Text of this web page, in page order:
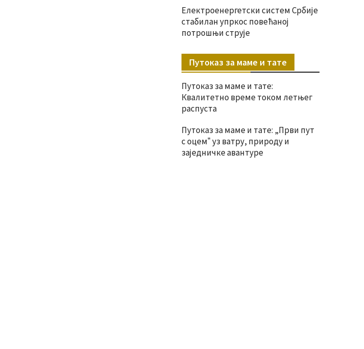
Електроенергетски систем Србије
стабилан упркос повећаној
потрошњи струје
Путоказ за маме и тате
Путоказ за маме и тате:
Квалитетно време током летњег
распуста
Путоказ за маме и тате: „Први пут
с оцемˮ уз ватру, природу и
заједничке авантуре